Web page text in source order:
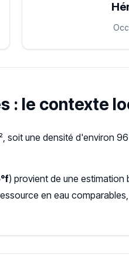
: le contexte
soit une densité d'environ
) provient de une estimation
en eau